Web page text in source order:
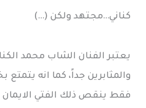
كناني…مجتهد ولكن (…)
يعتبر الفنان الشاب محمد
والمثابرين جداً، كما انه يتمتع
فقط ينقص ذلك الفتي الايمان